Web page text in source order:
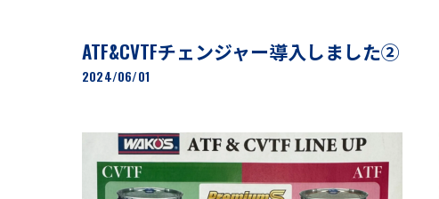
ATF&CVTFチェンジャー導入しました②
2024/06/01